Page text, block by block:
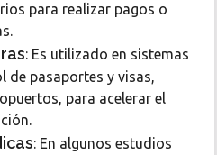
para realizar pagos o
: Es utilizado en sistemas
de pasaportes y visas,
para acelerar el
: En algunos estudios